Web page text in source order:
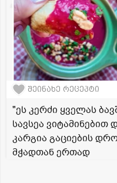
შეინახე რეცეპტი
"ეს კერძი ყველას
სავსეა ვიტამინებით
კარგია გაციების
მჭადთან ერთად